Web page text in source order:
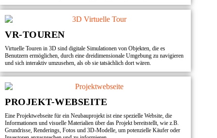
VR-TOUREN
Virtuelle Touren in 3D sind digitale Simulationen von Objekten, die es
Benutzern ermöglichen, durch eine dreidimensionale Umgebung zu navigieren
und sich interaktiv umzusehen, als ob sie tatsächlich dort wären.
PROJEKT-WEBSEITE
Eine Projektwebseite für ein Neubauprojekt ist eine spezielle Website, die
Informationen und visuelle Materialien über das Projekt bereitstellt, wie z.B.
Grundrisse, Renderings, Fotos und 3D-Modelle, um potenzielle Käufer oder